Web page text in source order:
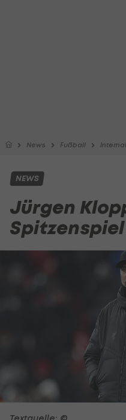
News Fußball
NEWS
Jürgen
Textquelle: ©